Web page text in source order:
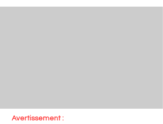
Avertissement :